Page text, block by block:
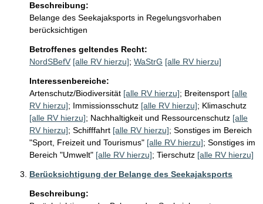
Beschreibung:
Belange des Seekajaksports in Regelungsvorhaben
berücksichtigen
Betroffenes geltendes Recht:
NordSBefV [alle RV hierzu]; WaStrG [alle RV hierzu]
Interessenbereiche:
Artenschutz/Biodiversität [alle RV hierzu]; Breitensport [alle
RV hierzu]; Immissionsschutz [alle RV hierzu]; Klimaschutz
[alle RV hierzu]; Nachhaltigkeit und Ressourcenschutz [alle
RV hierzu]; Schifffahrt [alle RV hierzu]; Sonstiges im Bereich
"Sport, Freizeit und Tourismus" [alle RV hierzu]; Sonstiges im
Bereich "Umwelt" [alle RV hierzu]; Tierschutz [alle RV hierzu]
Berücksichtigung der Belange des Seekajaksports
Beschreibung: